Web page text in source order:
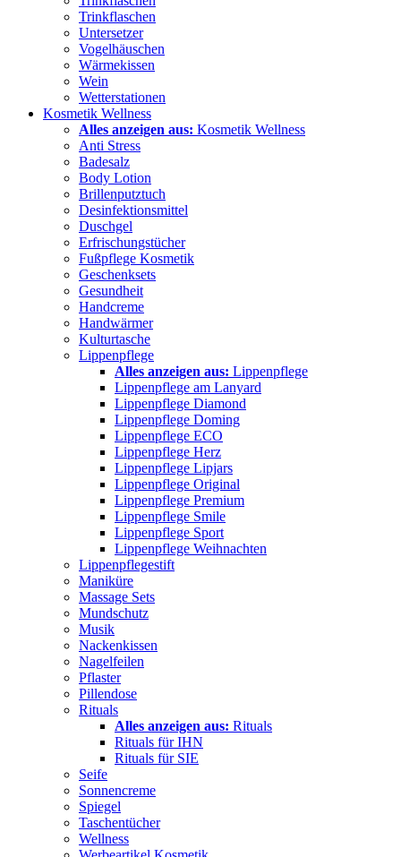
Trinkflaschen
Untersetzer
Vogelhäuschen
Wärmekissen
Wein
Wetterstationen
Kosmetik Wellness
Alles anzeigen aus: Kosmetik Wellness
Anti Stress
Badesalz
Body Lotion
Brillenputztuch
Desinfektionsmittel
Duschgel
Erfrischungstücher
Fußpflege Kosmetik
Geschenksets
Gesundheit
Handcreme
Handwärmer
Kulturtasche
Lippenpflege
Alles anzeigen aus: Lippenpflege
Lippenpflege am Lanyard
Lippenpflege Diamond
Lippenpflege Doming
Lippenpflege ECO
Lippenpflege Herz
Lippenpflege Lipjars
Lippenpflege Original
Lippenpflege Premium
Lippenpflege Smile
Lippenpflege Sport
Lippenpflege Weihnachten
Lippenpflegestift
Maniküre
Massage Sets
Mundschutz
Musik
Nackenkissen
Nagelfeilen
Pflaster
Pillendose
Rituals
Alles anzeigen aus: Rituals
Rituals für IHN
Rituals für SIE
Seife
Sonnencreme
Spiegel
Taschentücher
Wellness